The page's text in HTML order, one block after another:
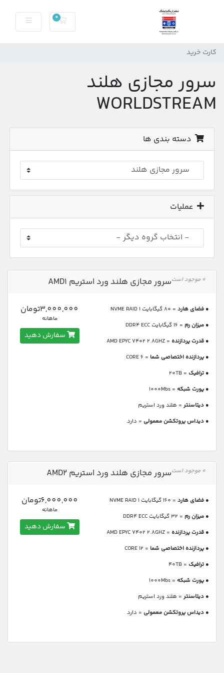
0
کارت خرید
کارت خرید
سرور مجازی هلند
WORLDSTREAM
دسته بندی ها
عملیات
سرور مجازی هلند ورد استریم AMD1 0 موجود است
● فضای هارد = 80 گیگابایت NVME RAID 1
● میزان رم = 16 گیگابایت DDR4 ECC
● قدرت پردازنده = AMD EPYC 7402 2.8GHZ
● پردازنده اختصاصی شما = 6 CORE
● ترافیک = 20TB
● پورت شبکه = 1000Mbs
● دیتاسنتر = هلند ورد استریم
● دیداس پروتکشن معمولی = دارد
3,000,000تومان
ماهانه
سفارش دهید
سرور مجازی هلند ورد استریم AMD2 0 موجود است
● فضای هارد = 160 گیگابایت NVME RAID 1
● میزان رم = 32 گیگابایت DDR4 ECC
● قدرت پردازنده = AMD EPYC 7402 2.8GHZ
● پردازنده اختصاصی شما = 12 CORE
● ترافیک = 40TB
● پورت شبکه = 1000Mbs
● دیتاسنتر = هلند ورد استریم
● دیداس پروتکشن معمولی = دارد
6,000,000تومان
ماهانه
سفارش دهید